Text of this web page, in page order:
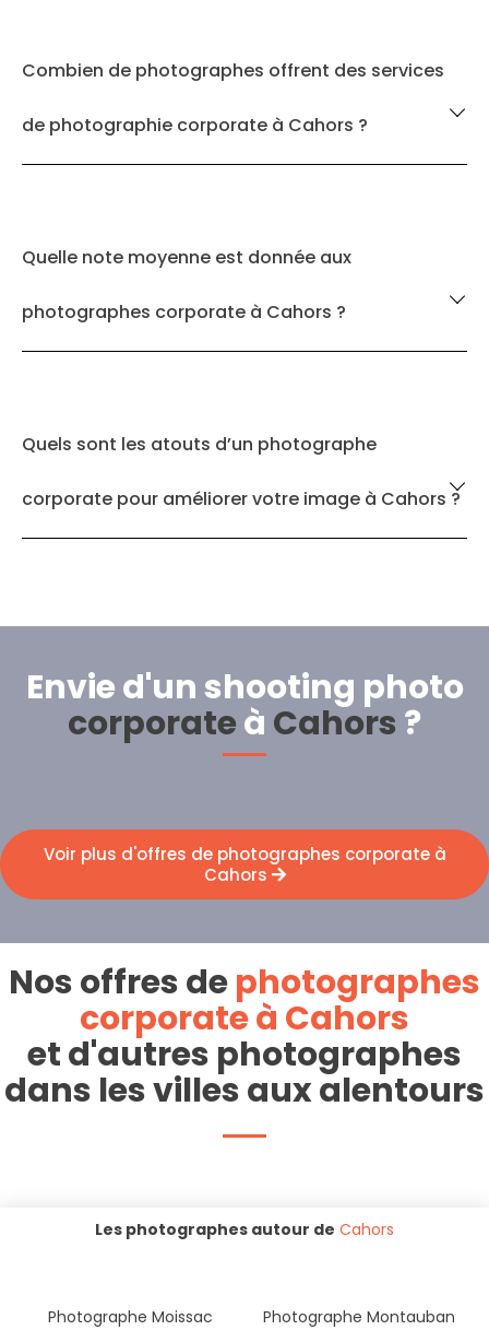
Combien de photographes offrent des services
de photographie corporate à Cahors ?
Quelle note moyenne est donnée aux
photographes corporate à Cahors ?
Quels sont les atouts d’un photographe
corporate pour améliorer votre image à Cahors ?
Envie d'un shooting photo
corporateà Cahors ?
Voir plus d'offres de photographes corporate à
Cahors
Nos offres dephotographes
corporate à Cahors
et d'autres photographes
dans les villes aux alentours
Les photographes autour de Cahors
Photographe Moissac Photographe Montauban